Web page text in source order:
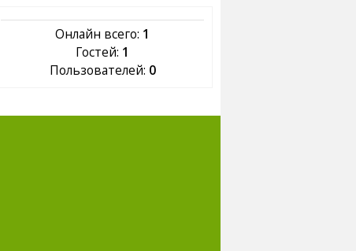
Онлайн всего: 1
Гостей: 1
Пользователей: 0